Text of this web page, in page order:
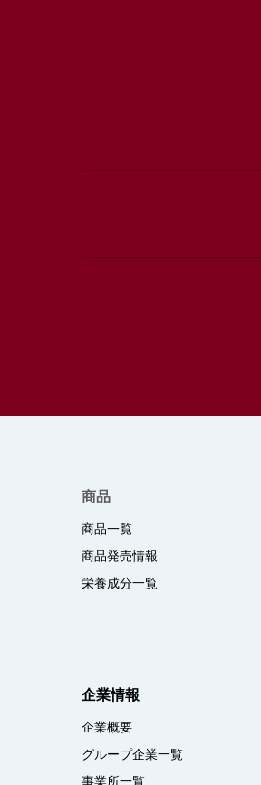
商品
商品一覧
商品発売情報
栄養成分一覧
企業情報
企業概要
グループ企業一覧
事業所一覧